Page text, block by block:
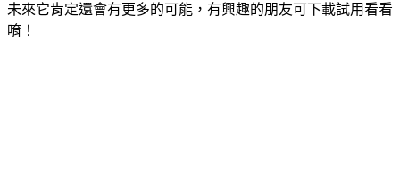
未來它肯定還會有更多的可能，有興趣的朋友可下載試用看看
唷！